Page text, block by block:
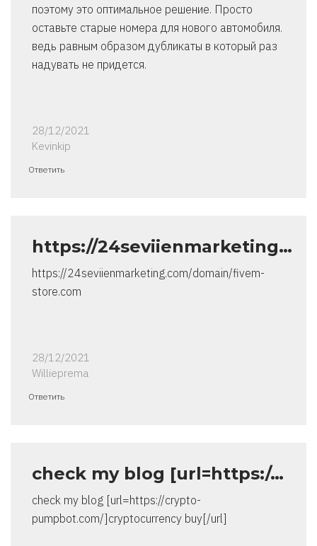
поэтому это оптимальное решение. Просто
оставьте старые номера для нового автомобиля.
ведь равным образом дубликаты в который раз
надувать не придется.
28/12/2021
Kevinkip
Ответить
https://24seviienmarketing…
https://24seviienmarketing.com/domain/fivem-
store.com
28/12/2021
Willieprema
Ответить
check my blog [url=https:/…
check my blog [url=https://crypto-
pumpbot.com/]cryptocurrency buy[/url]